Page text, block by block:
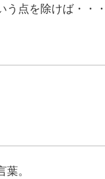
う点を除けば・・
葉。